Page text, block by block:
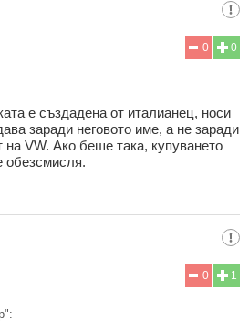
0
0
е създадена от италианец, носи
заради неговото име, а не заради
на VW. Ако беше така, купуването
обезсмисля.
1
0